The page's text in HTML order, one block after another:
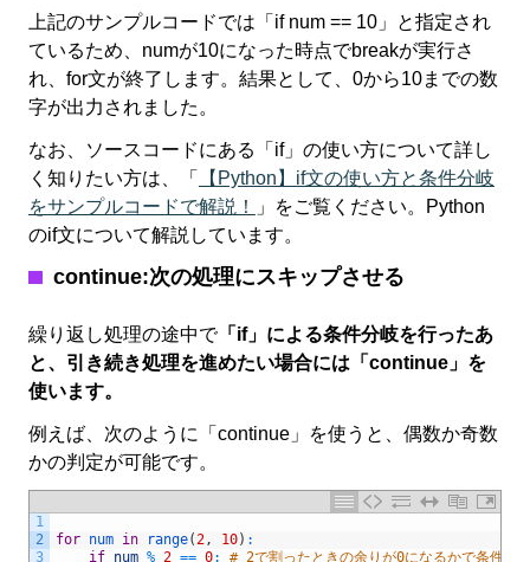
上記のサンプルコードでは「if num == 10」と指定され
ているため、numが10になった時点でbreakが実行さ
れ、for文が終了します。結果として、0から10までの数
字が出力されました。
なお、ソースコードにある「if」の使い方について詳し
く知りたい方は、「 【Python】if文の使い方と条件分岐
をサンプルコードで解説！
」をご覧ください。Python
のif文について解説しています。
continue:次の処理にスキップさせる
繰り返し処理の途中で「if」による条件分岐を行ったあ
と、引き続き処理を進めたい場合には「continue」を
使います。
例えば、次のように「continue」を使うと、偶数か奇数
かの判定が可能です。
1
2
3
for num in range( 2, 10) :
if num % 2 == 0: # 2で割ったときの余りが0になるかで条件分